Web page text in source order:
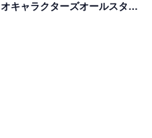
オキャラクターズオールスター